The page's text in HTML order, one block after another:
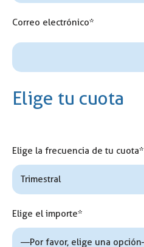
Correo electrónico*
Elige tu cuota
Elige la frecuencia de tu cuota*
Elige el importe*